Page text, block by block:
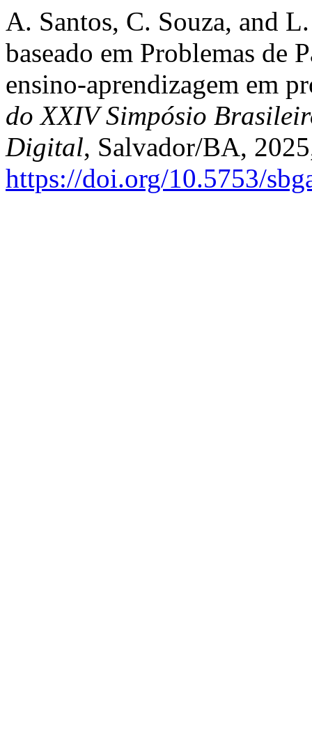
A. Santos, C. Souza, and
baseado em Problemas de
ensino-aprendizagem em
do XXIV Simpósio
Digital, Salvador/BA,
https://doi.org/10.5753/